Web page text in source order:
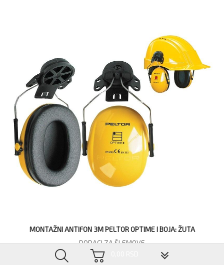
MONTAŽNI ANTIFON 3M PELTOR OPTIME I BOJA: ŽUTA
DODACI ZA ŠLEMOVE
3.360,00 RSD
▼